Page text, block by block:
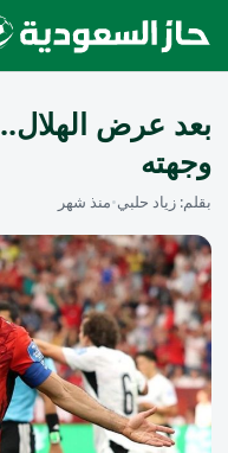
بعد عرض
وجهته
بقلم: زياد حلبي•منذ شهر